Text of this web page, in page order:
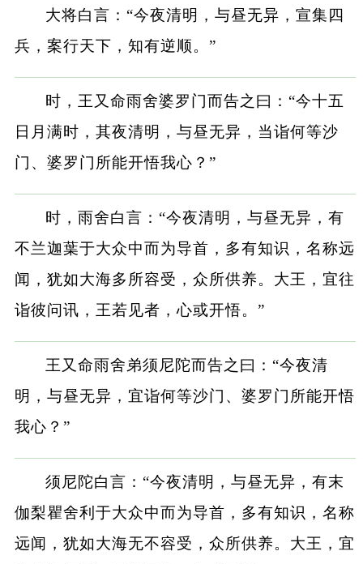
大将白言：“今夜清明，与昼无异，宣集四
兵，案行天下，知有逆顺。”
时，王又命雨舍婆罗门而告之曰：“今十五
日月满时，其夜清明，与昼无异，当诣何等沙
门、婆罗门所能开悟我心？”
时，雨舍白言：“今夜清明，与昼无异，有
不兰迦葉于大众中而为导首，多有知识，名称远
闻，犹如大海多所容受，众所供养。大王，宜往
诣彼问讯，王若见者，心或开悟。”
王又命雨舍弟须尼陀而告之曰：“今夜清
明，与昼无异，宜诣何等沙门、婆罗门所能开悟
我心？”
须尼陀白言：“今夜清明，与昼无异，有末
伽梨瞿舍利于大众中而为导首，多有知识，名称
远闻，犹如大海无不容受，众所供养。大王，宜